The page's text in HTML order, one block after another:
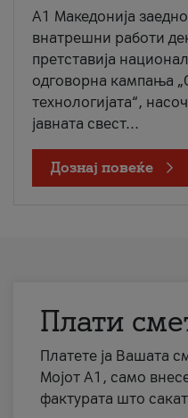
A1 Македонија
внатрешни работи
претставија
одговорна кампања
технологијата“,
јавната свест...
Дознај повеќе
Плати
Платете ја Вашата
Мојот А1, само
фактурата што